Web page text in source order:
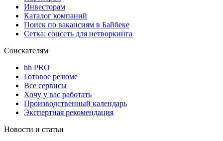
Инвесторам
Каталог компаний
Поиск по вакансиям в Байбеке
Сетка: соцсеть для нетворкинга
Соискателям
hh PRO
Готовое резюме
Все сервисы
Хочу у вас работать
Производственный календарь
Экспертная рекомендация
Новости и статьи